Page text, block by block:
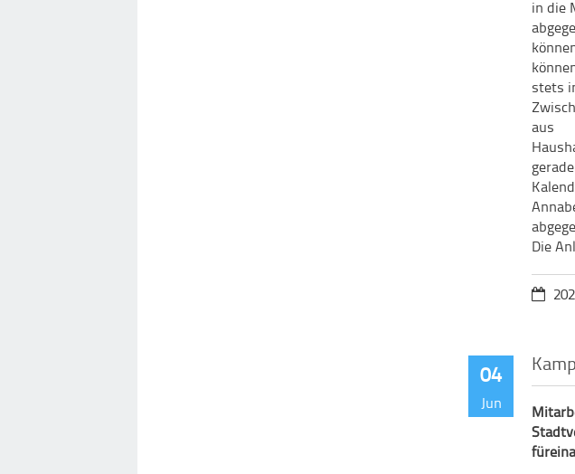
in die
stets
aus
Die
04
Jun